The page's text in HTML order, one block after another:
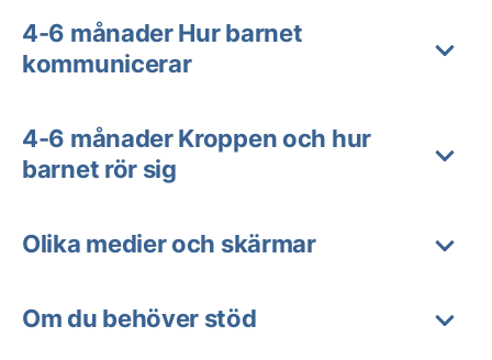
4-6 månader Hur barnet
kommunicerar
4-6 månader Kroppen och hur
barnet rör sig
Olika medier och skärmar
Om du behöver stöd